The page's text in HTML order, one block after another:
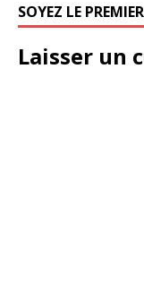
SOYEZ LE
Laisser un